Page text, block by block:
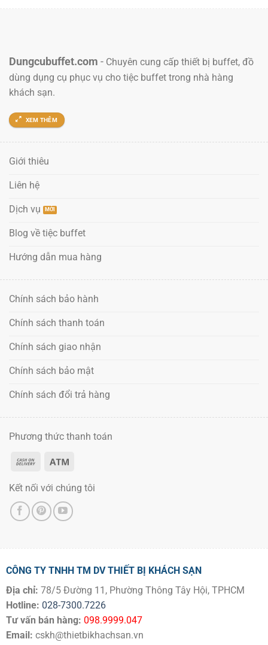
Dungcubuffet.com - Chuyên cung cấp thiết bị buffet, đồ
dùng dụng cụ phục vụ cho tiệc buffet trong nhà hàng
khách sạn.
XEM THÊM
Giới thiêu
Liên hệ
Dịch vụ
Blog về tiệc buffet
Hướng dẫn mua hàng
Chính sách bảo hành
Chính sách thanh toán
Chính sách giao nhận
Chính sách bảo mật
Chính sách đổi trả hàng
Phương thức thanh toán
Kết nối với chúng tôi
CÔNG TY TNHH TM DV THIẾT BỊ KHÁCH SẠN
Địa chỉ: 78/5 Đường 11, Phường Thông Tây Hội, TPHCM
Hotline: 028-7300.7226
Tư vấn bán hàng: 098.9999.047
Email: cskh@thietbikhachsan.vn